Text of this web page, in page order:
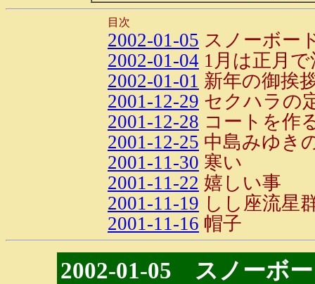
目次
2002-01-05 スノーボー
2002-01-04 1月は正月
2002-01-01 新年の御挨
2001-12-29 セクハラの
2001-12-28 コートを作
2001-12-25 中島みゆき
2001-11-30 寒い
2001-11-22 嬉しい事
2001-11-19 しし座流星
2001-11-16 帽子
2002-01-05 スノーボ